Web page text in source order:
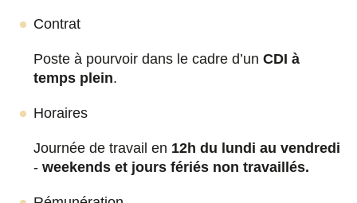
Contrat
Poste à pourvoir dans le cadre d’un CDI à
temps plein.
Horaires
Journée de travail en 12h du lundi au vendredi
- weekends et jours fériés non travaillés.